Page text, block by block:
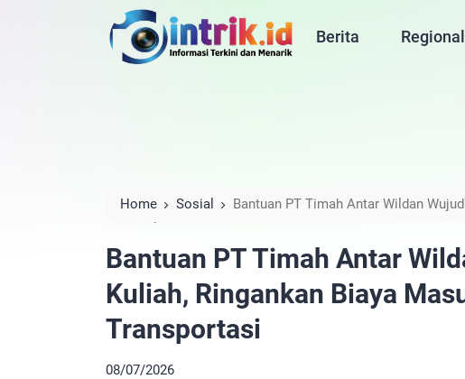
Berita Regional
Home Sosial
Bantuan PT Timah Antar Wildan
Masuk hingga Transportasi
Bantuan PT Timah Antar
Kuliah, Ringankan Biaya
Transportasi
08/07/2026